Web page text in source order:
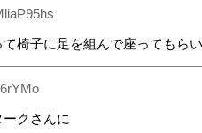
椅子に足を組んで座ってもら
クさんに